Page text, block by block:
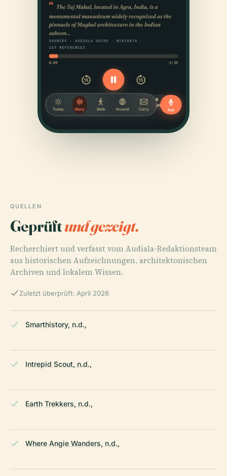
QUELLEN
Geprüftund gezeigt.
Recherchiert und verfasst vom Audiala-Redaktionsteam
aus historischen Aufzeichnungen, architektonischen
Archiven und lokalem Wissen.
Zuletzt überprüft: April 2026
Smarthistory, n.d.,
Intrepid Scout, n.d.,
Earth Trekkers, n.d.,
Where Angie Wanders, n.d.,